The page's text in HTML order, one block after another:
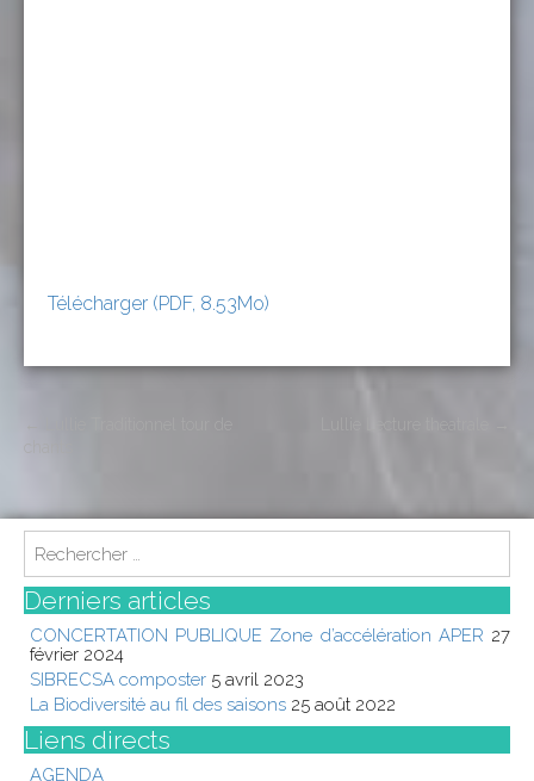
Télécharger (PDF, 8.53Mo)
t
n
a
v
g
a
t
a
r
c
h
o
Derniers articles
CONCERTATION PUBLIQUE Zone d’accélération APER 27
février 2024
SIBRECSA composter 5 avril 2023
La Biodiversité au fil des saisons 25 août 2022
Liens directs
AGENDA